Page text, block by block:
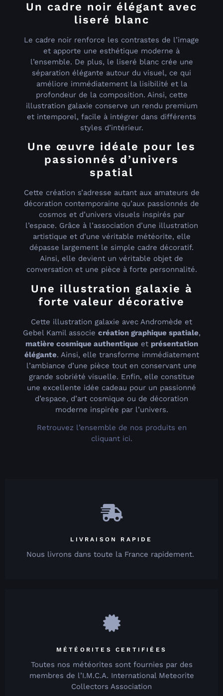
Un cadre noir élégant avec
liseré blanc
Le cadre noir renforce les contrastes de l’image
et apporte une esthétique moderne à
l’ensemble. De plus, le liseré blanc crée une
séparation élégante autour du visuel, ce qui
améliore immédiatement la lisibilité et la
profondeur de la composition. Ainsi, cette
illustration galaxie conserve un rendu premium
et intemporel, facile à intégrer dans différents
styles d’intérieur.
Une œuvre idéale pour les
passionnés d’univers
spatial
Cette création s’adresse autant aux amateurs de
décoration contemporaine qu’aux passionnés de
cosmos et d’univers visuels inspirés par
l’espace. Grâce à l’association d’une illustration
artistique et d’une véritable météorite, elle
dépasse largement le simple cadre décoratif.
Ainsi, elle devient un véritable objet de
conversation et une pièce à forte personnalité.
Une illustration galaxie à
forte valeur décorative
Cette illustration galaxie avec Andromède et
Gebel Kamil associe création graphique spatiale,
matière cosmique authentique et présentation
élégante. Ainsi, elle transforme immédiatement
l’ambiance d’une pièce tout en conservant une
grande sobriété visuelle. Enfin, elle constitue
une excellente idée cadeau pour un passionné
d’espace, d’art cosmique ou de décoration
moderne inspirée par l’univers.
Retrouvez l’ensemble de nos produits en
cliquant ici.
LIVRAISON RAPIDE
Nous livrons dans toute la France rapidement.
MÉTÉORITES CERTIFIÉES
Toutes nos météorites sont fournies par des
membres de l’I.M.C.A. International Meteorite
Collectors Association